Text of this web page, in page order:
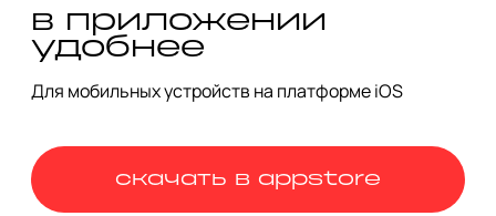
обычный район может скрывать в себе столько
интересных мест и историй!
в приложении
удобнее
Для мобильных устройств на платформе iOS
скачать в appstore